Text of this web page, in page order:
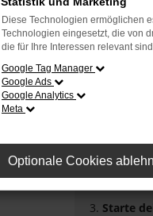
Fehler:
Beim Laden
Prüfe
Manche
Starte
Diese Technologien ermöglichen
Technologien eingesetzt, die von
die für Ihre Interessen relevant
Google Tag Manager
Google Ads
Google Analytics
Meta
Optionale Cookies